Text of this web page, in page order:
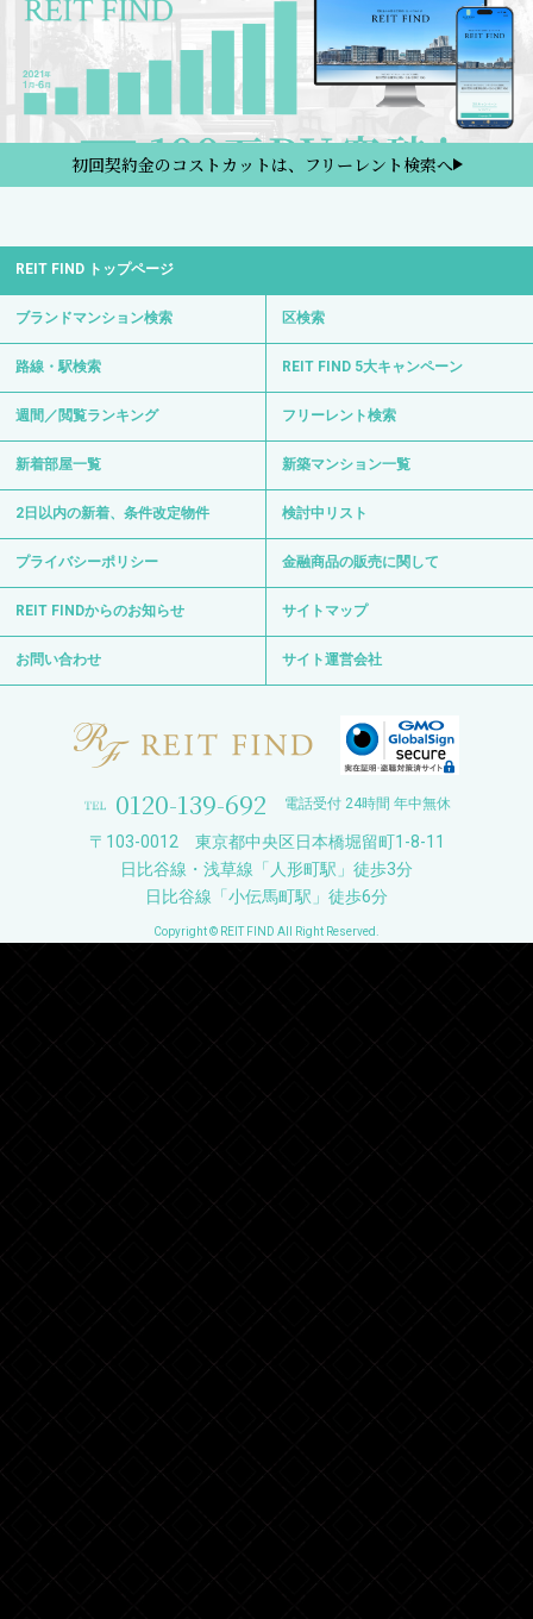
初回契約金のコストカットは、フリーレント検索へ
REIT FIND トップページ
ブランドマンション検索 区検索
路線・駅検索 REIT FIND 5大キャンペーン
週間／閲覧ランキング フリーレント検索
新着部屋一覧 新築マンション一覧
2日以内の新着、条件改定物件 検討中リスト
プライバシーポリシー 金融商品の販売に関して
REIT FINDからのお知らせ サイトマップ
お問い合わせ サイト運営会社
0120-139-692 電話受付 24時間 年中無休
〒103-0012 東京都中央区日本橋堀留町1-8-11
日比谷線・浅草線「人形町駅」徒歩3分
日比谷線「小伝馬町駅」徒歩6分
Copyright © REIT FIND All Right Reserved.